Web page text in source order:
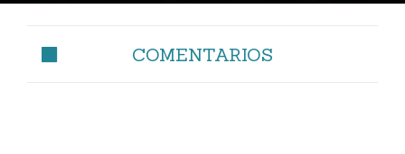
COMENTARIOS